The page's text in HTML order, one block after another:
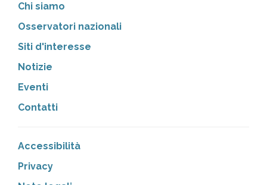
Chi siamo
Osservatori nazionali
Siti d'interesse
Notizie
Eventi
Contatti
Accessibilità
Privacy